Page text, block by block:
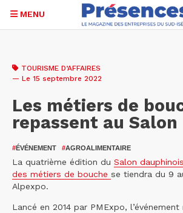
contenu
MENU
TOURISME D’AFFAIRES
— Le 15 septembre 2022
Les métiers de
repassent au Salon
#ÉVÉNEMENT #AGROALIMENTAIRE
La quatrième édition du Salon
des métiers de bouche se tiendra du 9
Alpexpo.
Lancé en 2014 par PMExpo,